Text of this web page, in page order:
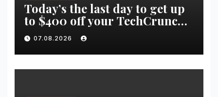
Today’s the last day to get up
to $400 off your TechCrunch
Disrupt 2026 ticket |
VseTime.ru
07.08.2026